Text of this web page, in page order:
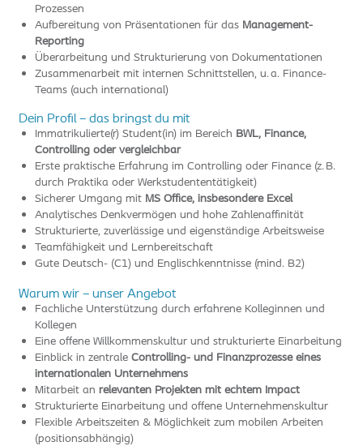
Prozessen
Aufbereitung von Präsentationen für das Management-
Reporting
Überarbeitung und Strukturierung von Dokumentationen
Zusammenarbeit mit internen Schnittstellen, u. a. Finance-
Teams (auch international)
Dein Profil – das bringst du mit
Immatrikulierte(r) Student(in) im Bereich BWL, Finance,
Controlling oder vergleichbar
Erste praktische Erfahrung im Controlling oder Finance (z. B.
durch Praktika oder Werkstudententätigkeit)
Sicherer Umgang mit MS Office, insbesondere Excel
Analytisches Denkvermögen und hohe Zahlenaffinität
Strukturierte, zuverlässige und eigenständige Arbeitsweise
Teamfähigkeit und Lernbereitschaft
Gute Deutsch- (C1) und Englischkenntnisse (mind. B2)
Warum wir – unser Angebot
Fachliche Unterstützung durch erfahrene Kolleginnen und
Kollegen
Eine offene Willkommenskultur und strukturierte Einarbeitung
Einblick in zentrale Controlling- und Finanzprozesse eines
internationalen Unternehmens
Mitarbeit an relevanten Projekten mit echtem Impact
Strukturierte Einarbeitung und offene Unternehmenskultur
Flexible Arbeitszeiten & Möglichkeit zum mobilen Arbeiten
(positionsabhängig)